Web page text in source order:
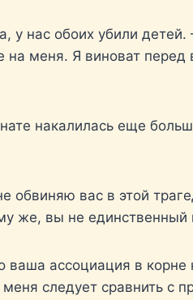
у нас обоих убили
меня. Я виноват перед
накалилась еще
вас в этой
же, вы не единственный
ассоциация в корне
следует сравнить